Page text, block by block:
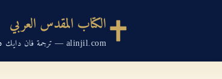
الكتاب المقدس العربي
alinjil.com — ترجمة فان دايك ١٨٦٥